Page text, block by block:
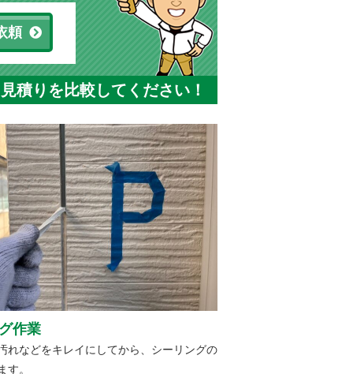
頼
積りを比較してください！
作業
れなどをキレイにしてから、シーリングの
す。